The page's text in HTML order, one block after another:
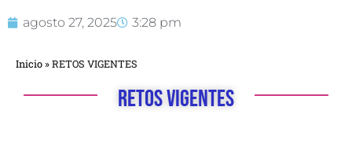
agosto 27, 2025 3:28 pm
Inicio »RETOS VIGENTES
RETOS VIGENTES